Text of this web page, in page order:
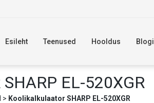
Esileht Teenused Hooldus Blogi
EL-520XGR
> Koolikalkulaator SHARP EL-520XGR